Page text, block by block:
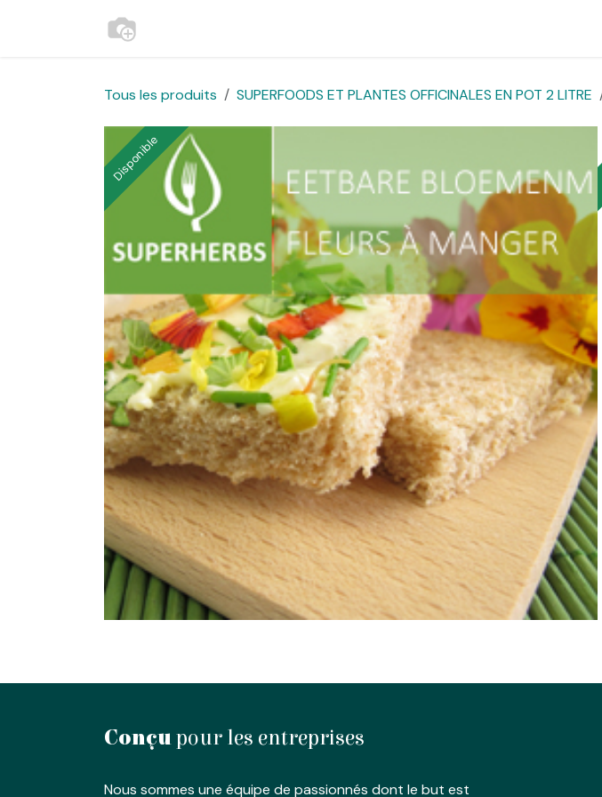
Tous les produits SUPERFOODS ET PLANTES OFFICINALES EN POT 2 LITRE
Disponible
Conçupour les entreprises
Nous sommes une équipe de passionnés dont le but est